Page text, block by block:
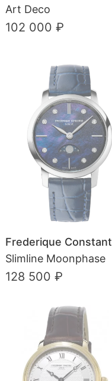
Art Deco
102 000 ₽
Frederique Constant
Slimline Moonphase
128 500 ₽